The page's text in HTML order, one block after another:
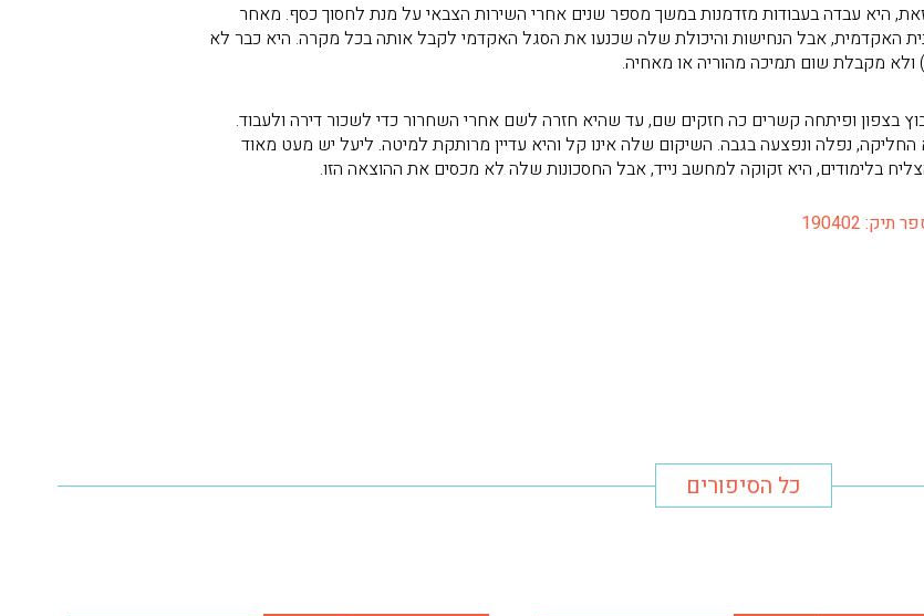
היא עבדה בעבודות מזדמנות במשך מספר שנים אחרי השירות הצבאי על מנת לחסוך כסף. מאחר
האקדמית, אבל הנחישות והיכולת שלה שכנעו את הסגל האקדמי לקבל אותה בכל מקרה. היא כבר לא
מקבלת שום תמיכה מהוריה או מאחיה.
בקיבוץ בצפון ופיתחה קשרים כה חזקים שם, עד שהיא חזרה לשם אחרי השחרור כדי לשכור דירה ולעבוד.
נפלה ונפצעה בגבה. השיקום שלה אינו קל והיא עדיין מרותקת למיטה. ליעל יש מעט מאוד
בלימודים, היא זקוקה למחשב נייד, אבל החסכונות שלה לא מכסים את ההוצאה הזו.
190402
כל הסיפורים